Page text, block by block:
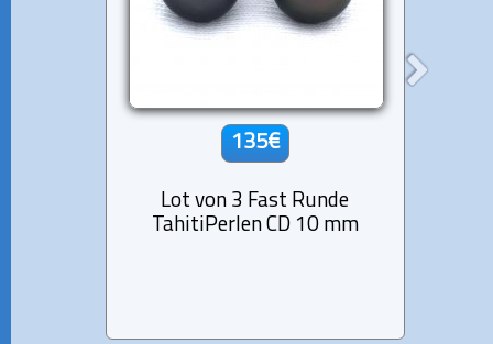
135€
Lot von 3 Fast Runde
TahitiPerlen CD 10 mm